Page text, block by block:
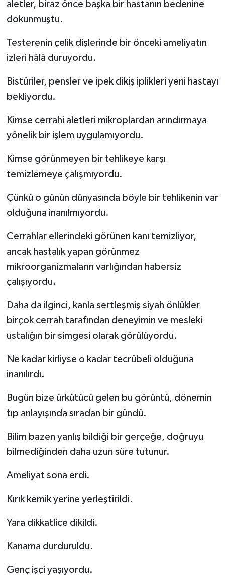
aletler, biraz önce başka bir hastanın bedenine
dokunmuştu.
Testerenin çelik dişlerinde bir önceki ameliyatın
izleri hâlâ duruyordu.
Bistüriler, pensler ve ipek dikiş iplikleri yeni hastayı
bekliyordu.
Kimse cerrahi aletleri mikroplardan arındırmaya
yönelik bir işlem uygulamıyordu.
Kimse görünmeyen bir tehlikeye karşı
temizlemeye çalışmıyordu.
Çünkü o günün dünyasında böyle bir tehlikenin var
olduğuna inanılmıyordu.
Cerrahlar ellerindeki görünen kanı temizliyor,
ancak hastalık yapan görünmez
mikroorganizmaların varlığından habersiz
çalışıyordu.
Daha da ilginci, kanla sertleşmiş siyah önlükler
birçok cerrah tarafından deneyimin ve mesleki
ustalığın bir simgesi olarak görülüyordu.
Ne kadar kirliyse o kadar tecrübeli olduğuna
inanılırdı.
Bugün bize ürkütücü gelen bu görüntü, dönemin
tıp anlayışında sıradan bir gündü.
Bilim bazen yanlış bildiği bir gerçeğe, doğruyu
bilmediğinden daha uzun süre tutunur.
Ameliyat sona erdi.
Kırık kemik yerine yerleştirildi.
Yara dikkatlice dikildi.
Kanama durduruldu.
Genç işçi yaşıyordu.